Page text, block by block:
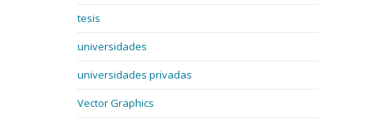
tesis
universidades
universidades privadas
Vector Graphics